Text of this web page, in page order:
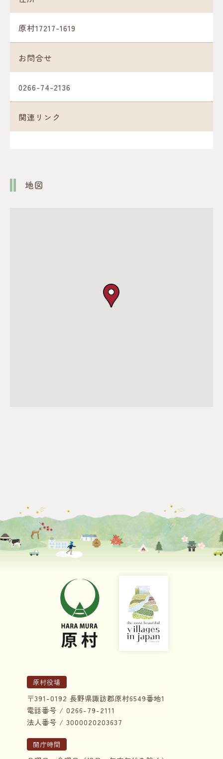
原村17217-1619
お問合せ
0266-74-2136
関連リンク
地図
原村役場
〒391-0192 長野県諏訪郡原村6549番地1
電話番号 / 0266-79-2111
法人番号 / 3000020203637
開庁時間